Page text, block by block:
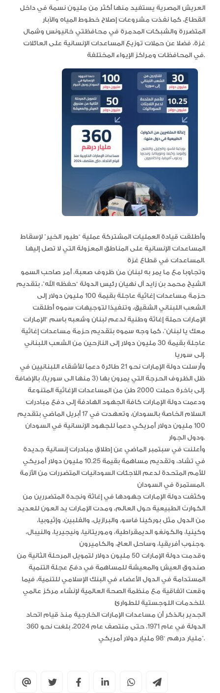
العريش المصرية يستفيد منها أكثر من مليون نسمة في داخل
القطاع، كما نفذت مشروعات إصلاح خطوط المياه والآبار
المتضررة والشبكات المدمرة في محافظتي خانيونس وشمال
غزة، فضلا عن حملات توزيع المساعدات الإنسانية على العائلات
في المحافظات ومراكز الإيواء المختلفة.
وأطلقت قيادة العمليات المشتركة عملية “طيور الخير” لإسقاط
المساعدات الإنسانية على المناطق المعزولة التي لا تصل إليها
المساعدات في قطاع غزة.
وتجاوبا مع ما يمر به لبنان من ظروف صعبة، أمر صاحب السمو
الشيخ محمد بن زايد آل نهيان رئيس الدولة “حفظه الله”، بتقديم
حزمة مساعدات إغاثية عاجلة بقيمة 100 مليون دولار إلى
الشعب اللبناني الشقيق، وتنفيذا لتوجيهات سموه أطلقت
الإمارات حملة إغاثة وطنية لدعم لبنان وشعبه باسم “الإمارات
معك يا لبنان”، كما وجه سموه بتقديم حزمة مساعدات إغاثية
عاجلة بقيمة 30 مليون دولار إلى النازحين من الشعب اللبناني
إلى سوريا.
وأرسلت دولة الإمارات نحو 21 طائرة دعماً للأشقاء اللبنانيين في
ظل الظروف الحرجة التي يمرون بها (3 منها الى سوريا)، بالإضافة
إلى باخرة حملت 2000 طن من المساعدات الإغاثية المتنوعة.
ودعمت دولة الإمارات كافة الجهود الهادفة إلى دفع مبادرات
السلام الخاصة بالسودان، وتعهدت في 17 أبريل الماضي بتقديم
100 مليون دولار أمريكي دعماً للجهود الإنسانية في السودان
ودول الجوار.
وأعلنت في سبتمبر الماضي عن إطلاق مبادرات إنسانية جديدة
في تشاد، وتقديم مساهمة بقيمة 10.25 مليون دولار أمريكي
للأمم المتحدة لدعم اللاجئات السودانيات المتضررات من الأزمة
المستمرة في السودان.
وكثفت دولة الإمارات جهودها في إغاثة ونجدة المتضررين من
الكوارث الطبيعية حول العالم، ومدت الإمارات يد العون للعديد
من الدول مثل بوركينا فاسو، والبرازيل، والفلبين، وإثيوبيا،
وكينيا، والكونغو الديمقراطية، وموريتانيا، ونيجيريا، والنيبال،
وجنوب أفريقيا، وساحل العاج، والكاميرون.
وقدمت دولة الإمارات 50 مليون دولار لتمويل المرحلة الثانية من
صندوق العيش والمعيشة للمساهمة في دفع عجلة التنمية
المستدامة في الدول الأعضاء في البنك الإسلامي للتنمية، فيما
وقعت اتفاقية مع منظمة الصحة العالمية لإنشاء مركز عالمي
للخدمات اللوجستية للطوارئ.
الجدير بالذكر أن مساعدات الإمارات الخارجية منذ قيام اتحاد
الدولة في عام 1971، حتى منتصف عام 2024، بلغت نحو 360
مليار درهم “98 مليار دولار أمريكي”.